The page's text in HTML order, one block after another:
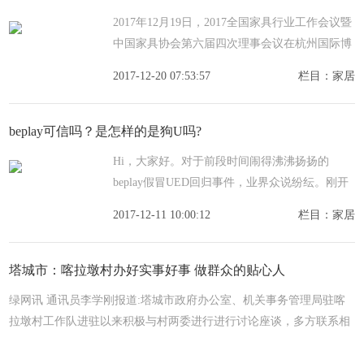
2017年12月19日，2017全国家具行业工作会议暨
中国家具协会第六届四次理事会议在杭州国际博
最为完善的地
2017-12-20 07:53:57 栏目：家居
beplay可信吗？是怎样的是狗U吗?
Hi，大家好。对于前段时间闹得沸沸扬扬的
beplay假冒UED回归事件，业界众说纷纭。刚开
可是有着极高的地位;
2017-12-11 10:00:12 栏目：家居
塔城市：喀拉墩村办好实事好事 做群众的贴心人
绿网讯 通讯员李学刚报道:塔城市政府办公室、机关事务管理局驻喀
拉墩村工作队进驻以来积极与村两委进行进行讨论座谈，多方联系相